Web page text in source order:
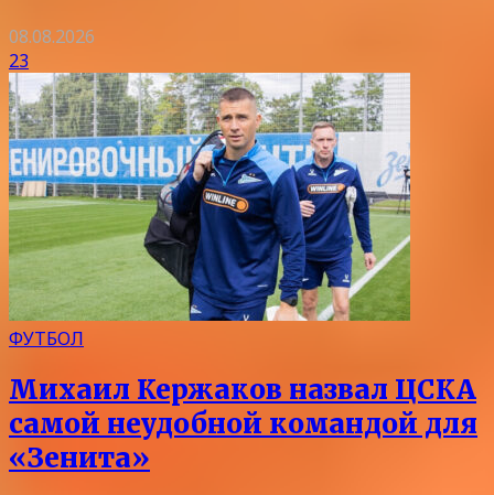
08.08.2026
23
ФУТБОЛ
Михаил Кержаков назвал ЦСКА
самой неудобной командой для
«Зенита»